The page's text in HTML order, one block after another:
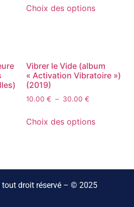
Choix des options
Vibrer le Vide (album
« Activation Vibratoire »)
(2019)
10.00 € – 30.00 €
Choix des options
tout droit réservé – © 2025